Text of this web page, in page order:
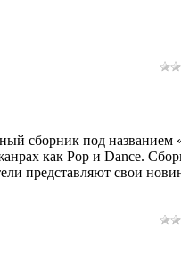
сборник под названием
как Pop и Dance.
представляют свои